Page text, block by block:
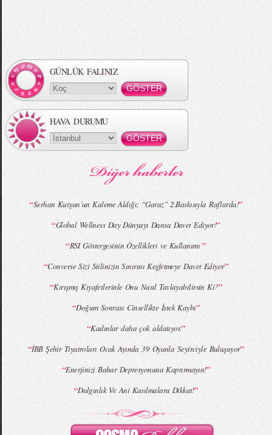
MBFWI - Gülçin Çengel 2015 Yaz
MBFWI - Zeynep Erdoğan 2015 Yaz
MBFWI - Giray Sepin 2015 Yaz Koleksiyonu MBFWI - Burçe Bekrek 2015 Yaz Koleksiyonu
GÜNLÜK FALINIZ
HAVA DURUMU
“Serhan Kurşun’un Kaleme Aldığı; “Garaz” 2.Baskısıyla Raflarda!”
“Global Wellness Day Dünyayı Dansa Davet Ediyor!”
“RSI Göstergesinin Özellikleri ve Kullanımı”
“Converse Sizi Stilinizin Sınırını Keşfetmeye Davet Ediyor”
“Kırışmış Kıyafetlerinle Onu Nasıl Tavlayabilirsin Ki?”
“Doğum Sonrası Cinsellikte İstek Kaybı”
“Kadınlar daha çok aldatıyor.”
“İBB Şehir Tiyatroları Ocak Ayında 39 Oyunla Seyirciyle Buluşuyor”
“Enerjinizi Bahar Depresyonuna Kaptırmayın!”
“Dalgınlık Ve Ani Kasılmalara Dikkat!”